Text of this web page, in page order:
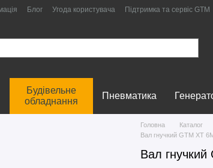
Блог Угода користувача Підтримка та сервіс GTM
Будівельне
обладнання
Пневматика
Головна Каталог
Вал гнучкий GTM XT
Вал гнучкий